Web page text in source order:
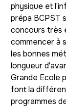
physique et
prépa BCPST
concours très
commencer à
les bonnes
longueur
Grande Ecole
font la
programmes